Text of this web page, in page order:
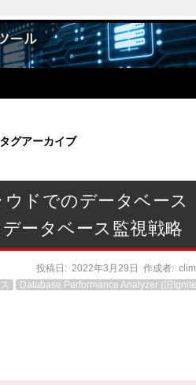
グアーカイブ
ドでのデータベース
ータベース監視戦略
投稿日: 2022年3月29日 作成者:
Database Performance Analyzer (旧